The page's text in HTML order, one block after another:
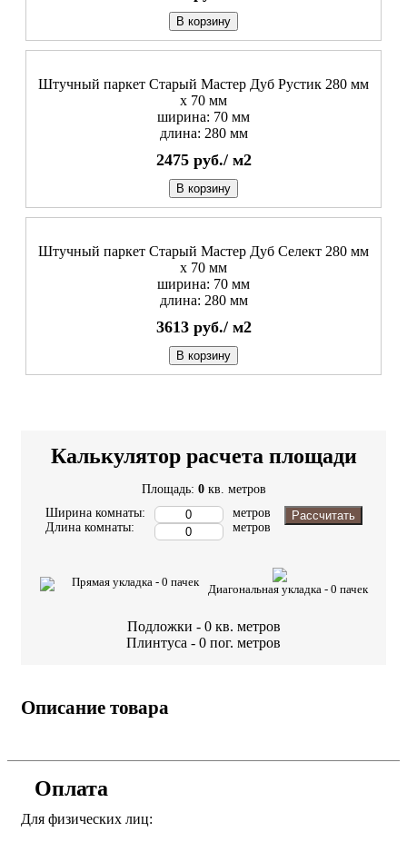
В корзину
Штучный паркет Старый Мастер Дуб Рустик 280 мм
х 70 мм
ширина: 70 мм
длина: 280 мм
2475 руб./ м2
В корзину
Штучный паркет Старый Мастер Дуб Селект 280 мм
х 70 мм
ширина: 70 мм
длина: 280 мм
3613 руб./ м2
В корзину
Калькулятор расчета площади
Площадь: 0 кв. метров
Ширина комнаты:
Длина комнаты:
метров
метров
Рассчитать
Прямая укладка - 0 пачек
Диагональная укладка - 0 пачек
Подложки - 0 кв. метров
Плинтуса - 0 пог. метров
Описание товара
Оплата
Для физических лиц: